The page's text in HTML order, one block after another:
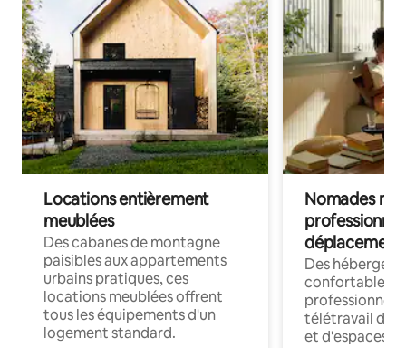
Locations entièrement
meublées
Des cabanes de montagne
paisibles aux appartements
urbains pratiques, ces
locations meublées offrent
tous les équipements d'un
logement standard.
Nomades
déplacement
Des
confortables
professionnels
télétravail
et d'espaces